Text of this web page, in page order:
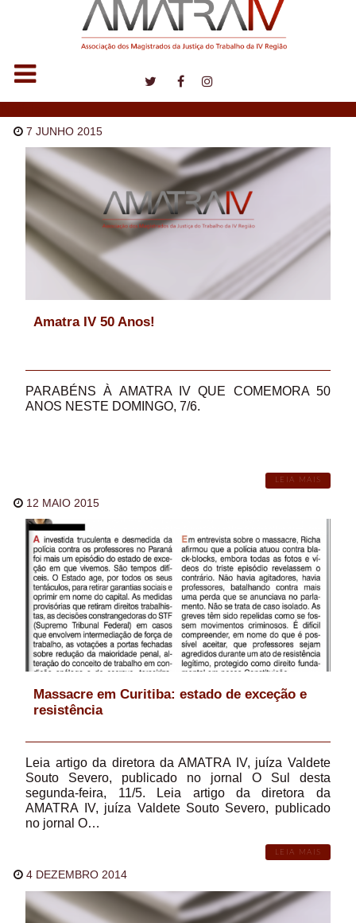
7 JUNHO 2015
Amatra IV 50 Anos!
PARABÉNS À AMATRA IV QUE COMEMORA 50
ANOS NESTE DOMINGO, 7/6.
LEIA MAIS
12 MAIO 2015
Massacre em Curitiba: estado de exceção e
resistência
Leia artigo da diretora da AMATRA IV, juíza Valdete
Souto Severo, publicado no jornal O Sul desta
segunda-feira, 11/5. Leia artigo da diretora da
AMATRA IV, juíza Valdete Souto Severo, publicado
no jornal O…
LEIA MAIS
4 DEZEMBRO 2014